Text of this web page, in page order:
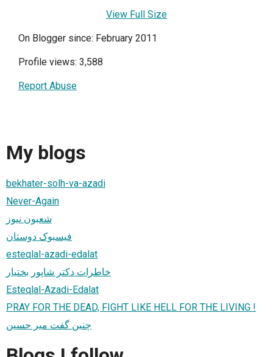
View Full Size
On Blogger since: February 2011
Profile views: 3,588
Report Abuse
My blogs
bekhater-solh-va-azadi
Never-Again
شعبون نیوز
فیسبوک دوستان
esteqlal-azadi-edalat
خاطرات دکتر شاپور بختیار
Esteqlal-Azadi-Edalat
PRAY FOR THE DEAD, FIGHT LIKE HELL FOR THE LIVING !
چنین گفت میر حسین